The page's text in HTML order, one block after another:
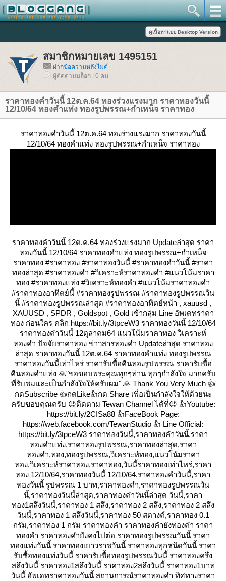
สมาชิกหมายเลข 1495151
ฝากข้อความหลังไมค์
ผู้ติดตามบล็อก : 0 คน
ราคาทองคำวันนี้ 12ต.ค.64 ทองร่วงแรงมาก ราคาทองวันนี้
12/10/64 ทองคำแท่ง ทองรูปพรรณ+กำเหน็จ ราคาทอง
ราคาทองคำวันนี้ 12ต.ค.64 ทองร่วงแรงมาก ราคาทองวันนี้
12/10/64 ทองคำแท่ง ทองรูปพรรณ+กำเหน็จ ราคาทอง
ราคาทองคำวันนี้ 12ต.ค.64 ทองร่วงแรงมาก Updateล่าสุด ราคา
ทองวันนี้ 12/10/64 ราคาทองคำแท่ง ทองรูปพรรณ+กำเหน็จ
ราคาทอง #ราคาทอง #ราคาทองวันนี้ #ราคาทองคำวันนี้ #ราคา
ทองล่าสุด #ราคาทองคำ #วิเคราะห์ราคาทองคำ #แนวโน้มราคา
ทอง #ราคาทองแท่ง #วิเคราะห์ทองคำ #แนวโน้มราคาทองคำ
#ราคาทองอาทิตย์นี้ #ราคาทองรูปพรรณ #ราคาทองรูปพรรณวัน
นี้ #ราคาทองรูปพรรณล่าสุด #ราคาทองอาทิตย์หน้า , xauusd ,
XAUUSD , SPDR , Goldspot , Gold เข้ากลุ่ม Line อัพเดทราคา
ทอง ก่อนใคร คลิก https://bit.ly/3tpceW3 ราคาทองวันนี้ 12/10/64
ราคาทองคำวันนี้ 12ตุลาคม64 แนวโน้มราคาทอง วิเคราะห์
ทองคำ ปัจจัยราคาทอง ข่าวสารทองคำ Updateล่าสุด ราคาทอง
ล่าสุด ราคาทองวันนี้ 12ต.ค.64 ราคาทองคำแท่ง ทองรูปพรรณ
ราคาทองวันนี้เท่าไหร่ ราคารับซื้อคืนทองรูปพรรณ ราคารับซื้อ
คืนทองคำแท่ง 🙏"ขอขอบพระคุณทุกๆท่าน ทุกๆกำลังใจ มากครับ
ที่รับชมและเป็นกำลังใจให้ครับผม" 🙏 Thank You Very Much 👍
กดSubscribe 👍กดLike👍กด Share เพื่อเป็นกำลังใจให้ด้วยนะ
ครับขอบคุณครับ 😉ติดตาม Tewan Channel ได้ที่😉 👍Youtube:
https://bit.ly/2CISa88 👍FaceBook Page:
https://web.facebook.com/TewanStudio 👍 Line Official:
https://bit.ly/3tpceW3 ราคาทองวันนี้,ราคาทองคำวันนี้,ราคา
ทองคำแท่ง,ราคาทองรูปพรรณ,ราคาทองล่าสุด,ราคา
ทองคำ,ทอง,ทองรูปพรรณ,วิเคราะห์ทอง,แนวโน้มราคา
ทอง,วิเคราะห์ราคาทอง,ราคาทอง,วันนี้ราคาทองเท่าไหร่,ราคา
ทอง 12/10/64,ราคาทองวันนี้ 12/10/64,ราคาทองคําวันนี้,ราคา
ทองวันนี้ รูปพรรณ 1 บาท,ราคาทองคํา,ราคาทองรูปพรรณวัน
นี้,ราคาทองวันนี้ล่าสุด,ราคาทองคําวันนี้ล่าสุด วันนี้,ราคา
ทอง1สลึงวันนี้,ราคาทอง 1 สลึง,ราคาทอง 2 สลึง,ราคาทอง 2 สลึง
วันนี้,ราคาทอง 1 สลึงวันนี้,ราคาทอง 50 สตางค์,ราคาทอง 0.1
กรัม,ราคาทอง 1 กรัม ราคาทองคำ ราคาทองคำยังทองคำ ราคา
ทองคำ ราคาทองคำยังคงไปต่อ ราคาทองรูปพรรณวันนี้ ราคา
ทองแท่งวันนี้ ราคาทองเยาวราชวันนี้ ราคาทองทุกชนิดวันนี้ ราคา
รับซื้อทองแท่งวันนี้ ราคารับซื้อทองรูปพรรณวันนี้ ราคาทองครึ่ง
สลึงวันนี้ ราคาทอง1สลึงวันนี้ ราคาทอง2สลึงวันนี้ ราคาทอง1บาท
วันนี้ อัพเดทราคาทองวันนี้ สถานการณ์ราคาทองคำ ทิศทางราคา